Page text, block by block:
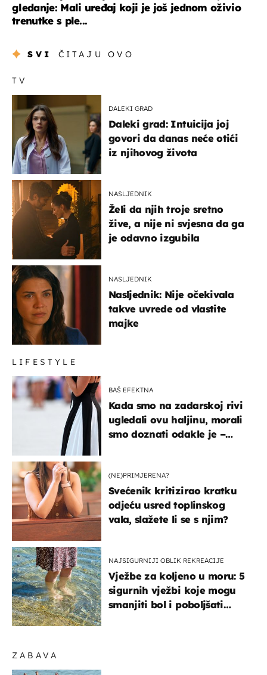
gledanje: Mali uređaj koji je još jednom oživio
trenutke s ple...
SVI ČITAJU OVO
ZABAVA
TV
DALEKI GRAD
Daleki grad: Intuicija joj
govori da danas neće otići
iz njihovog života
NASLJEDNIK
Želi da njih troje sretno
žive, a nije ni svjesna da ga
je odavno izgubila
NASLJEDNIK
Nasljednik: Nije očekivala
takve uvrede od vlastite
majke
LIFESTYLE
BAŠ EFEKTNA
Kada smo na zadarskoj rivi
ugledali ovu haljinu, morali
smo doznati odakle je –
(NE)PRIMJERENA?
Svećenik kritizirao kratku
odjeću usred toplinskog
vala, slažete li se s njim?
NAJSIGURNIJI OBLIK REKREACIJE
Vježbe za koljeno u moru: 5
sigurnih vježbi koje mogu
smanjiti bol i poboljšati